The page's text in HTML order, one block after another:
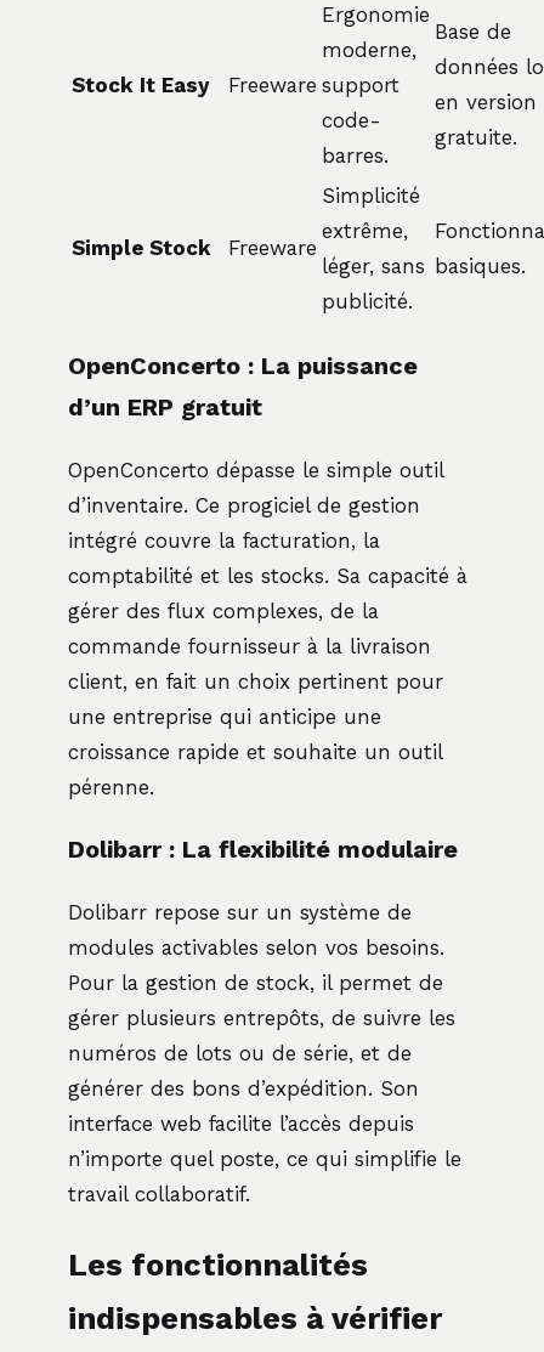
Stock It Easy Freeware
Ergonomie
moderne,
support
code-
barres.
Base de
données
en version
gratuite.
Simple Stock Freeware
Simplicité
extrême,
léger, sans
publicité.
basiques.
OpenConcerto : La puissance
d’un ERP gratuit
OpenConcerto dépasse le simple outil
d’inventaire. Ce progiciel de gestion
intégré couvre la facturation, la
comptabilité et les stocks. Sa capacité à
gérer des flux complexes, de la
commande fournisseur à la livraison
client, en fait un choix pertinent pour
une entreprise qui anticipe une
croissance rapide et souhaite un outil
pérenne.
Dolibarr : La flexibilité modulaire
Dolibarr repose sur un système de
modules activables selon vos besoins.
Pour la gestion de stock, il permet de
gérer plusieurs entrepôts, de suivre les
numéros de lots ou de série, et de
générer des bons d’expédition. Son
interface web facilite l’accès depuis
n’importe quel poste, ce qui simplifie le
travail collaboratif.
Les fonctionnalités
indispensables à vérifier